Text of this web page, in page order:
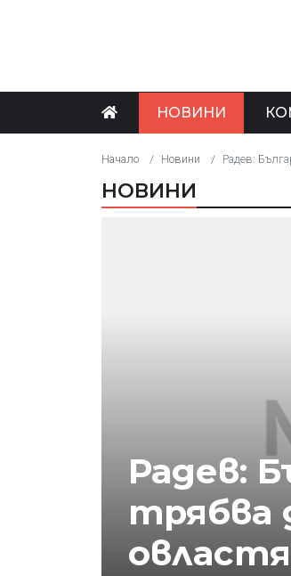
НОВИНИ
Начало Новини Радев:
НОВИНИ
Радев:
трябва